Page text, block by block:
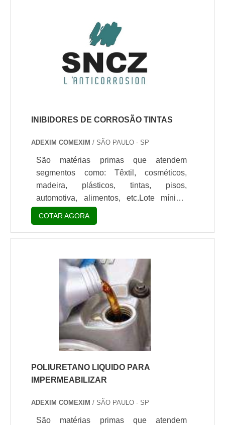
monocomponentes e podem ser utilizadas
em suas fórmulas nas condições que são
fornecidas. Podem ser formuladas
isoladamente assim como em associação
com emulsões acrílicas de.
INIBIDORES DE CORROSÃO TINTAS
ADEXIM COMEXIM / SÃO PAULO - SP
São matérias primas que atendem
segmentos como: Têxtil, cosméticos,
madeira, plásticos, tintas, pisos,
automotiva, alimentos, etc.Lote mínimo
de: 1 embalagem - 20kgCaracterística do
inibidores de corrosão SNCZOs produtos
SNCZ são inibidores de corrosão
desempenho ativados e polifosfatos para
atender à crescente demanda por
inibidores de corrosão tintas e
revestimentos ambientalmente
sustentáveis.A SNCZ propõe soluções
para os reais desafios que as indústri.
COTAR AGORA
POLIURETANO LIQUIDO PARA
IMPERMEABILIZAR
ADEXIM COMEXIM / SÃO PAULO - SP
São matérias primas que atendem